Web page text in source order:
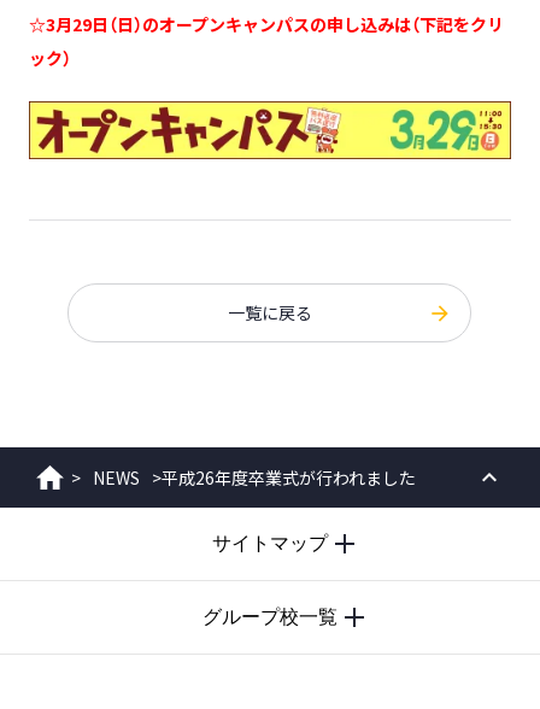
☆3月29日（日）のオープンキャンパスの申し込みは（下記をクリ
ック）
一覧に戻る
ホーム
> NEWS >平成26年度卒業式が行われました
PAGE
サイトマップ
グループ校一覧